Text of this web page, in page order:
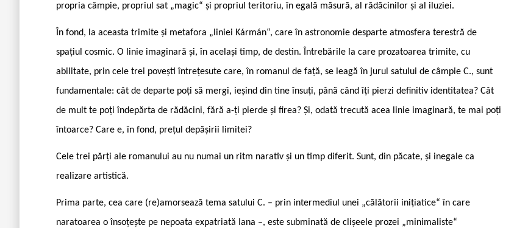
propria câmpie, propriul sat „magic“ și propriul teritoriu, în egală măsură, al rădăcinilor și al iluziei.
În fond, la aceasta trimite și metafora „liniei Kármán“, care în astronomie desparte atmosfera terestră de
spațiul cosmic. O linie imaginară și, în același timp, de destin. Întrebările la care prozatoarea trimite, cu
abilitate, prin cele trei povești întrețesute care, în romanul de față, se leagă în jurul satului de câmpie C., sunt
fundamentale: cât de departe poți să mergi, ieșind din tine însuți, până când îți pierzi definitiv identitatea? Cât
de mult te poți îndepărta de rădăcini, fără a-ți pierde și firea? Și, odată trecută acea linie imaginară, te mai poți
întoarce? Care e, în fond, prețul depășirii limitei?
Cele trei părți ale romanului au nu numai un ritm narativ și un timp diferit. Sunt, din păcate, și inegale ca
realizare artistică.
Prima parte, cea care (re)amorsează tema satului C. – prin intermediul unei „călătorii inițiatice“ în care
naratoarea o însoțește pe nepoata expatriată Iana –, este subminată de clișeele prozei „minimaliste“